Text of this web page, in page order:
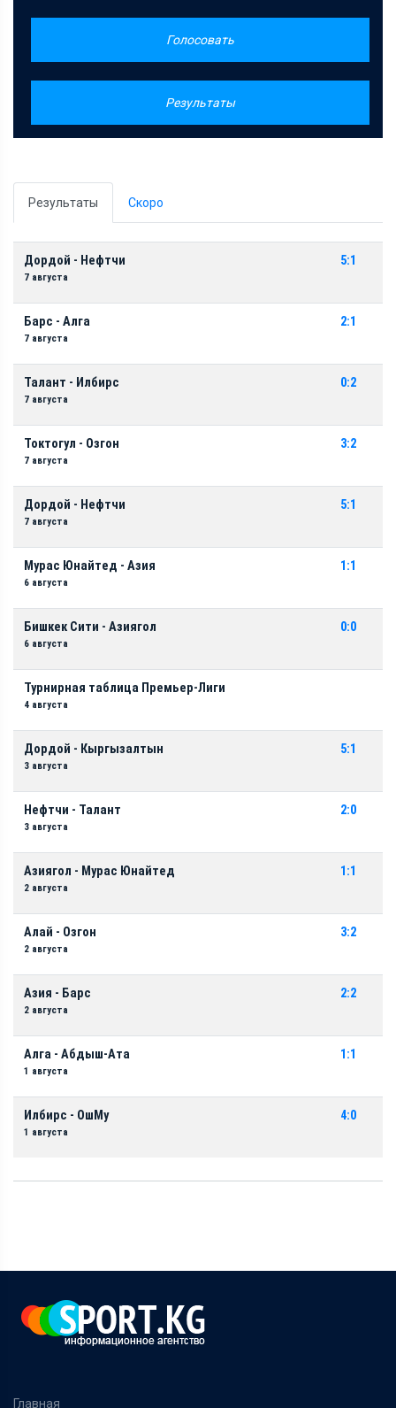
Голосовать
Результаты
Результаты Скоро
Дордой - Нефтчи
7 августа
5:1
Барс - Алга
7 августа
2:1
Талант - Илбирс
7 августа
0:2
Токтогул - Озгон
7 августа
3:2
Дордой - Нефтчи
7 августа
5:1
Мурас Юнайтед - Азия
6 августа
1:1
Бишкек Сити - Азиягол
6 августа
0:0
Турнирная таблица Премьер-Лиги
4 августа
Дордой - Кыргызалтын
3 августа
5:1
Нефтчи - Талант
3 августа
2:0
Азиягол - Мурас Юнайтед
2 августа
1:1
Алай - Озгон
2 августа
3:2
Азия - Барс
2 августа
2:2
Алга - Абдыш-Ата
1 августа
1:1
Илбирс - ОшМу
1 августа
4:0
Главная